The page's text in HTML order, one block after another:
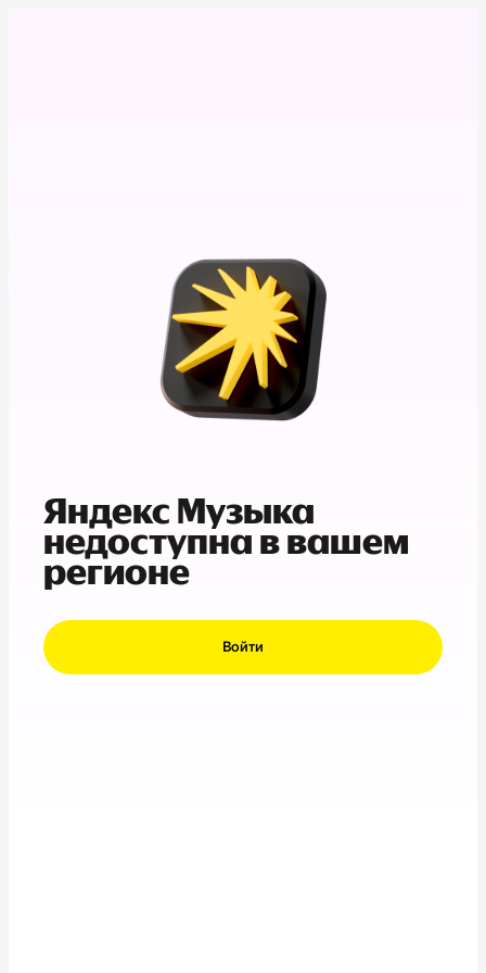
Яндекс Музыка
недоступна в вашем
регионе
Войти